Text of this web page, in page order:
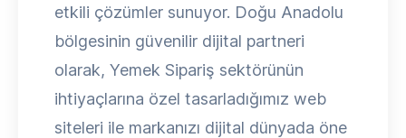
etkili çözümler sunuyor. Doğu Anadolu
bölgesinin güvenilir dijital partneri
olarak, Yemek Sipariş sektörünün
ihtiyaçlarına özel tasarladığımız web
siteleri ile markanızı dijital dünyada öne